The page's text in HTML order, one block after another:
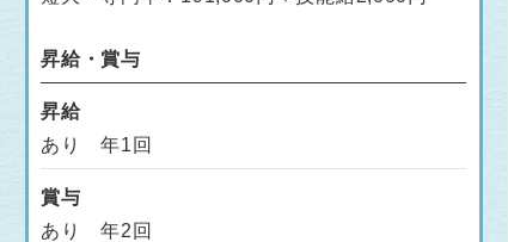
昇給・賞与
昇給
あり 年1回
賞与
あり 年2回